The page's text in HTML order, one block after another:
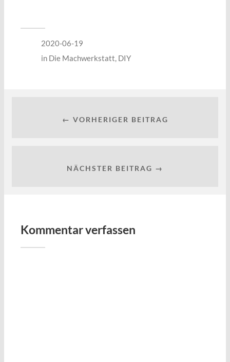
2020-06-19
in Die Machwerkstatt, DIY
← VORHERIGER BEITRAG
NÄCHSTER BEITRAG →
Kommentar verfassen